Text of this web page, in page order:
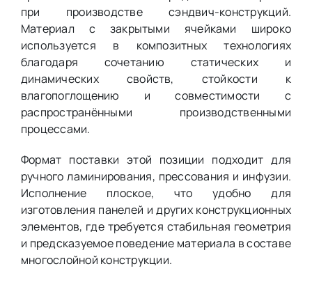
при производстве сэндвич-конструкций.
Материал с закрытыми ячейками широко
используется в композитных технологиях
благодаря сочетанию статических и
динамических свойств, стойкости к
влагопоглощению и совместимости с
распространёнными производственными
процессами.
Формат поставки этой позиции подходит для
ручного ламинирования, прессования и инфузии.
Исполнение плоское, что удобно для
изготовления панелей и других конструкционных
элементов, где требуется стабильная геометрия
и предсказуемое поведение материала в составе
многослойной конструкции.